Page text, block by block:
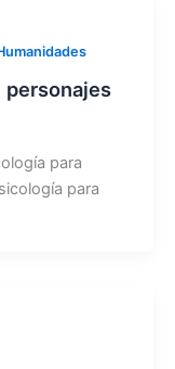
personajes
para
para